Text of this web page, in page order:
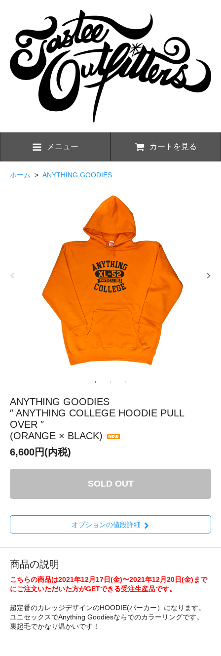
メニュー カートを見る
ホーム > ANYTHING GOODIES
ANYTHING GOODIES
″ ANYTHING COLLEGE HOODIE PULL
OVER ″
(ORANGE × BLACK)
6,600円(内税)
SOLD OUT
オプションの値段詳細
商品の説明
こちらの商品は2021年12月17日(金)〜2021年12月20日(金)まで
にご注文いただいた方がGETできる受注生産品です。
超定番のカレッジデザインのHOODIE(パーカー）になります。
ユニセックスでAnything Goodiesならでのカラーリングです。
裏起毛でかなり温かいです！